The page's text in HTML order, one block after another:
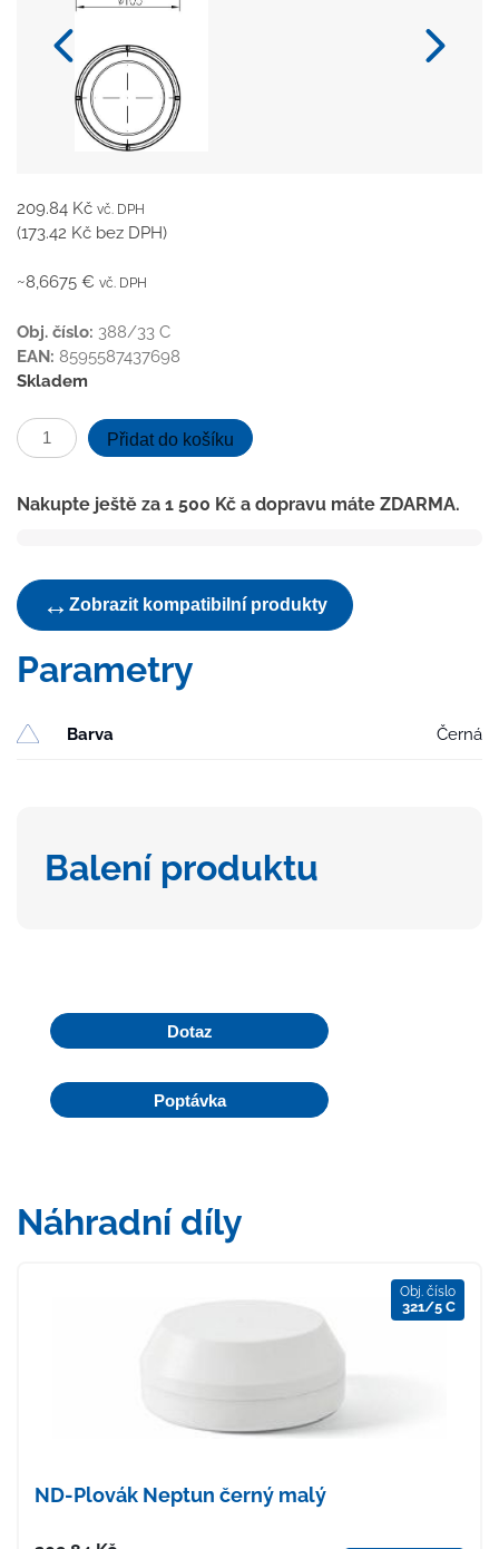
209.84 Kč vč. DPH
(173.42 Kč bez DPH)
~8,6675 € vč. DPH
Obj. číslo: 388/33 C
EAN: 8595587437698
Skladem
ND-
Pachový
NEPTUN
PVP,
PVBU
množství
Přidat do košíku
Nakupte ještě za 1 500 Kč a dopravu máte ZDARMA.
↔ Zobrazit kompatibilní produkty
Parametry
Barva Černá
Balení produktu
Dotaz
Poptávka
Náhradní díly
Obj. číslo
321/5 C
ND-Plovák Neptun černý malý